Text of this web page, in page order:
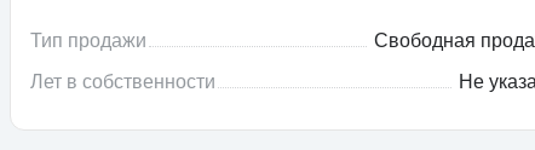
Тип продажи
Свободная
Лет в собственности
Не